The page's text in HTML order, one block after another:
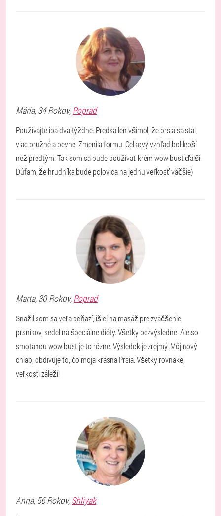
Mária, 34 Rokov, Poprad
Používajte iba dva týždne. Predsa len všimol, že prsia sa stal
viac pružné a pevné. Zmenila formu. Celkový vzhľad bol lepší
než predtým. Tak som sa bude používať krém wow bust ďalší.
Dúfam, že hrudníka bude polovica na jednu veľkosť väčšie)
Marta, 30 Rokov, Poprad
Snažil som sa veľa peňazí, išiel na masáž pre zväčšenie
prsníkov, sedel na špeciálne diéty. Všetky bezvýsledne. Ale so
smotanou wow bust je to rôzne. Výsledok je zrejmý. Môj nový
chlap, obdivuje to, čo moja krásna Prsia. Všetky rovnaké,
veľkosti záleží!
Anna, 56 Rokov, Shliyak